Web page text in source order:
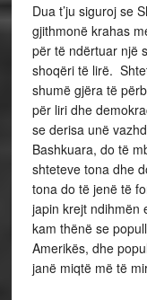
Dua t’ju siguroj se
gjithmonë krahas
për të ndërtuar një
shoqëri të lirë.
shumë gjëra të
për liri dhe
se derisa unë
Bashkuara, do të
shteteve tona dhe
tona do të jenë të
japin krejt ndihmën
kam thënë se
Amerikës, dhe
janë miqtë më të